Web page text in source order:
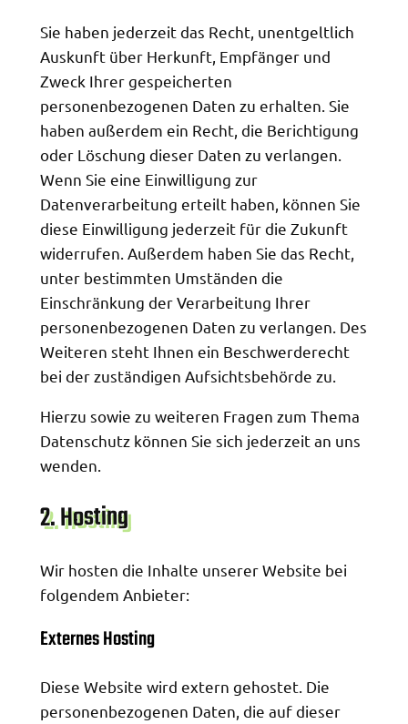
Sie haben jederzeit das Recht, unentgeltlich
Auskunft über Herkunft, Empfänger und
Zweck Ihrer gespeicherten
personenbezogenen Daten zu erhalten. Sie
haben außerdem ein Recht, die Berichtigung
oder Löschung dieser Daten zu verlangen.
Wenn Sie eine Einwilligung zur
Datenverarbeitung erteilt haben, können Sie
diese Einwilligung jederzeit für die Zukunft
widerrufen. Außerdem haben Sie das Recht,
unter bestimmten Umständen die
Einschränkung der Verarbeitung Ihrer
personenbezogenen Daten zu verlangen. Des
Weiteren steht Ihnen ein Beschwerderecht
bei der zuständigen Aufsichtsbehörde zu.
Hierzu sowie zu weiteren Fragen zum Thema
Datenschutz können Sie sich jederzeit an uns
wenden.
2. Hosting
Wir hosten die Inhalte unserer Website bei
folgendem Anbieter:
Externes Hosting
Diese Website wird extern gehostet. Die
personenbezogenen Daten, die auf dieser